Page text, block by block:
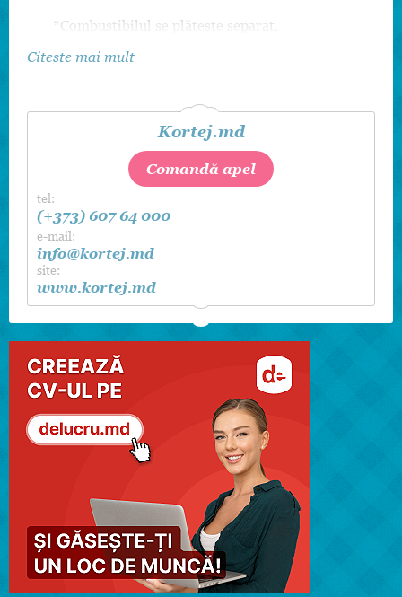
*Combustibilul se plătește separat.
Citeste mai mult
Kortej.md
Comandă apel
tel:
(+373) 607 64 000
e-mail:
info@kortej.md
site:
www.kortej.md